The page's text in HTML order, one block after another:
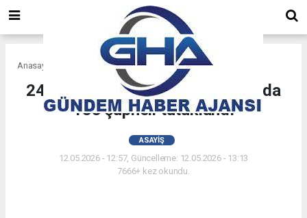
Anasayfa
24 ilde düzenlenen operasyonlarda
133 şüpheli tutuklandı
ASAYIŞ
12.05.2026 - 12:57, Güncelleme: 12.05.2026 - 13:13
7666+ kez okundu.